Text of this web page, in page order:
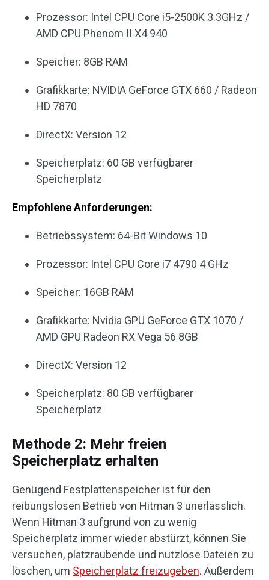
Prozessor: Intel CPU Core i5-2500K 3.3GHz /
AMD CPU Phenom II X4 940
Speicher: 8GB RAM
Grafikkarte: NVIDIA GeForce GTX 660 / Radeon
HD 7870
DirectX: Version 12
Speicherplatz: 60 GB verfügbarer
Speicherplatz
Empfohlene Anforderungen:
Betriebssystem: 64-Bit Windows 10
Prozessor: Intel CPU Core i7 4790 4 GHz
Speicher: 16GB RAM
Grafikkarte: Nvidia GPU GeForce GTX 1070 /
AMD GPU Radeon RX Vega 56 8GB
DirectX: Version 12
Speicherplatz: 80 GB verfügbarer
Speicherplatz
Methode 2: Mehr freien
Speicherplatz erhalten
Genügend Festplattenspeicher ist für den
reibungslosen Betrieb von Hitman 3 unerlässlich.
Wenn Hitman 3 aufgrund von zu wenig
Speicherplatz immer wieder abstürzt, können Sie
versuchen, platzraubende und nutzlose Dateien zu
löschen, um Speicherplatz freizugeben. Außerdem